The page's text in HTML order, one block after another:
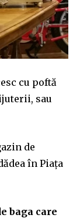
cu poftă
sau
de
în Piața
baga care